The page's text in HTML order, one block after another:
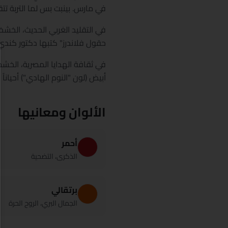
في مارس. بينبت بس لما التربة
في التقليد الغربي الحديث،
حقول فلاندرز" كتبها دكتور كندي في 1915. النهارده الخشخاش بيتلبس كل 11
في ثقافة الهدايا المصرية،
أبيض (لون "النوم الهادي") أحياناً
الألوان ومعانيها
أحمر
الذكرى، التضحية
برتقالي
الجمال البري، الروح الحرة